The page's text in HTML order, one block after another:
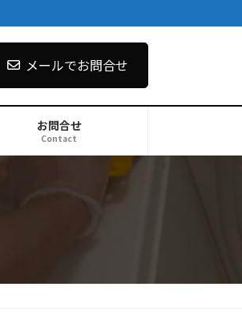
メールでお問合せ
お問合せ
Contact